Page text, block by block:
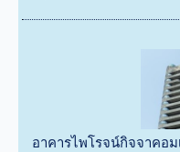
อาคารไพโรจน์กิจจาคอม